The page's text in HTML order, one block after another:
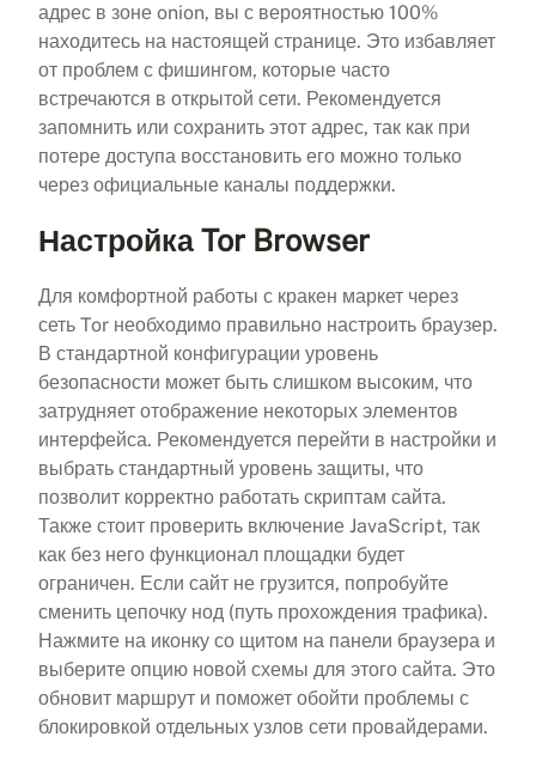
адрес в зоне onion, вы с вероятностью 100%
находитесь на настоящей странице. Это избавляет
от проблем с фишингом, которые часто
встречаются в открытой сети. Рекомендуется
запомнить или сохранить этот адрес, так как при
потере доступа восстановить его можно только
через официальные каналы поддержки.
Настройка Tor Browser
Для комфортной работы с кракен маркет через
сеть Tor необходимо правильно настроить браузер.
В стандартной конфигурации уровень
безопасности может быть слишком высоким, что
затрудняет отображение некоторых элементов
интерфейса. Рекомендуется перейти в настройки и
выбрать стандартный уровень защиты, что
позволит корректно работать скриптам сайта.
Также стоит проверить включение JavaScript, так
как без него функционал площадки будет
ограничен. Если сайт не грузится, попробуйте
сменить цепочку нод (путь прохождения трафика).
Нажмите на иконку со щитом на панели браузера и
выберите опцию новой схемы для этого сайта. Это
обновит маршрут и поможет обойти проблемы с
блокировкой отдельных узлов сети провайдерами.